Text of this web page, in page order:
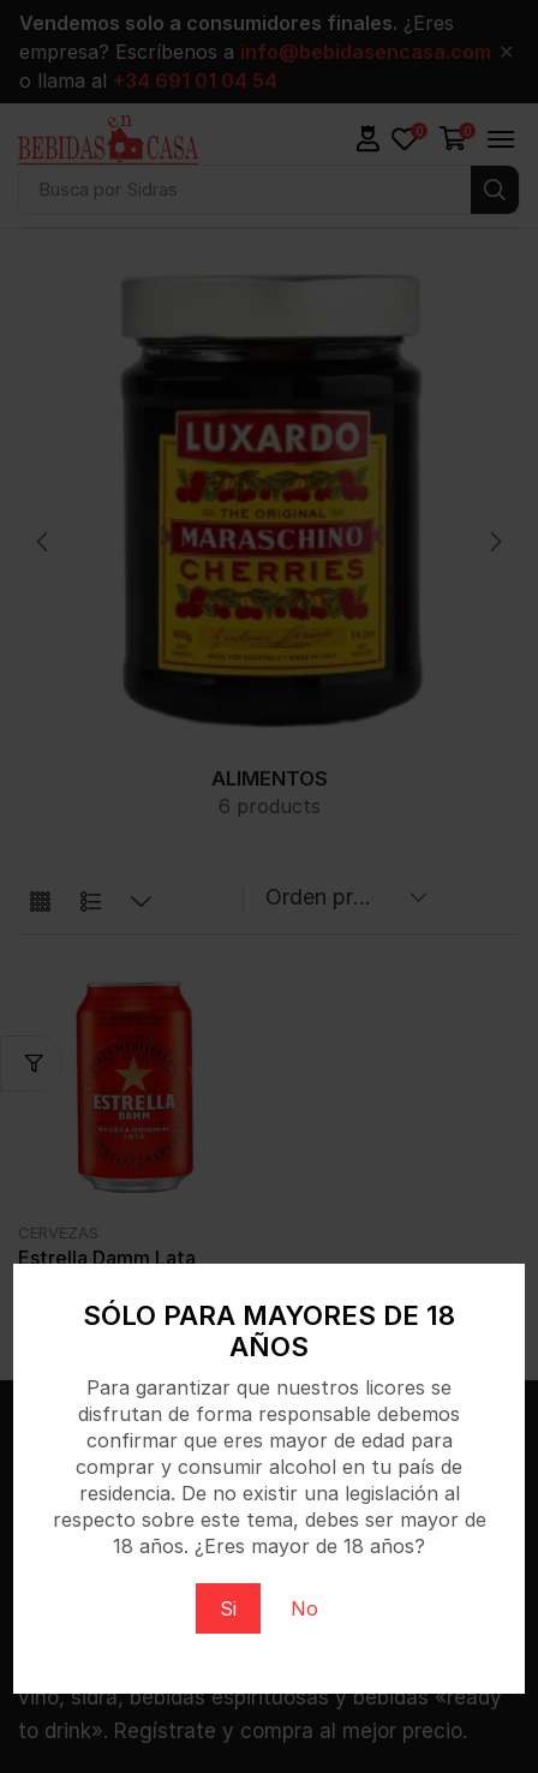
SÓLO PARA MAYORES DE 18
AÑOS
Para garantizar que nuestros licores se
disfrutan de forma responsable debemos
confirmar que eres mayor de edad para
comprar y consumir alcohol en tu país de
residencia. De no existir una legislación al
respecto sobre este tema, debes ser mayor de
18 años. ¿Eres mayor de 18 años?
Si No
Vendemos solo a consumidores finales. ¿Eres
empresa? Escríbenos a info@bebidasencasa.com
o llama al +34 691 01 04 54
✕
Busca por Sidras
0 0
ALIMENTOS
6 products
CERVEZAS
Estrella Damm Lata
IVA incl.
Bebidasencasa.com es una tienda online
vino, sidra, bebidas espirituosas y bebidas «ready
to drink». Regístrate y compra al mejor precio.